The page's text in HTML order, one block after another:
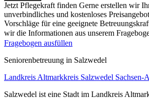
Jetzt Pflegekraft finden Gerne erstellen wir
unverbindliches und kostenloses
Vorschläge für eine geeignete
wir die Informationen aus unserem
Fragebogen ausfüllen
Senioren­betreuung in Salzwedel
Landkreis Altmarkkreis Salzwedel Sachsen-
Salzwedel ist eine Stadt im Landkreis